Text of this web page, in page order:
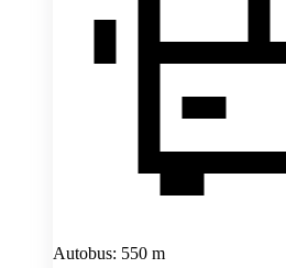
Autobus: 550 m